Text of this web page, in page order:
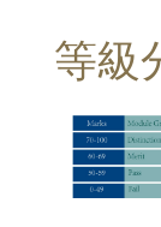
等級